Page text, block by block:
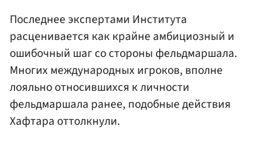
Последнее экспертами Института
расценивается как крайне амбициозный и
ошибочный шаг со стороны фельдмаршала.
Многих международных игроков, вполне
лояльно относившихся к личности
фельдмаршала ранее, подобные действия
Хафтара оттолкнули.